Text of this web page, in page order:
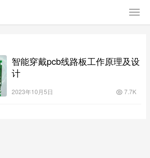
智能穿戴pcb线路板工作原理及设
计
2023年10月5日 7.7K